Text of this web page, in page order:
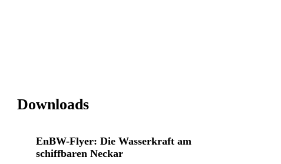
Downloads
EnBW-Flyer: Die Wasserkraft am
schiffbaren Neckar